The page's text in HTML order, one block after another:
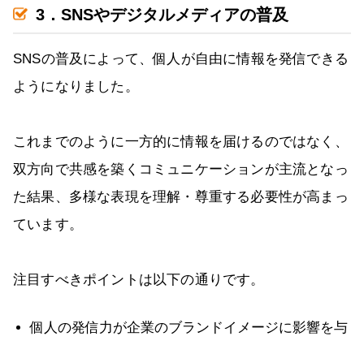
3．SNSやデジタルメディアの普及
SNSの普及によって、個人が自由に情報を発信できる
ようになりました。
これまでのように一方的に情報を届けるのではなく、
双方向で共感を築くコミュニケーションが主流となっ
た結果、多様な表現を理解・尊重する必要性が高まっ
ています。
注目すべきポイントは以下の通りです。
個人の発信力が企業のブランドイメージに影響を与